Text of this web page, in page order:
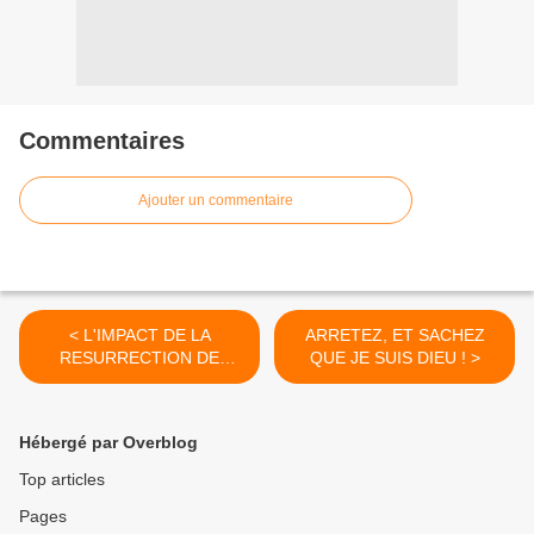
Commentaires
Ajouter un commentaire
< L'IMPACT DE LA
RESURRECTION DE
CHRIST SUR LA FOI (2)
ARRETEZ, ET SACHEZ
QUE JE SUIS DIEU ! >
Hébergé par Overblog
Top articles
Pages